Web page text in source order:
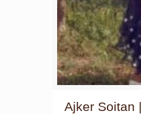
Ajker Soitan |